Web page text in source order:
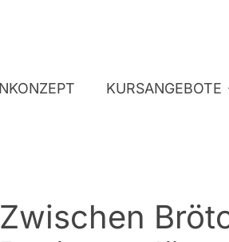
KURSANGEBOTE
Zwischen